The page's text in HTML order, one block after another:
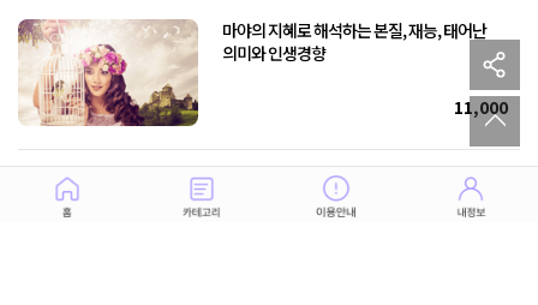
마야의 지혜로 해석하는 본질, 재능, 태어난
의미와 인생경향
11,000
만남에서 결혼까지 모든 것~ 당신의 결혼에